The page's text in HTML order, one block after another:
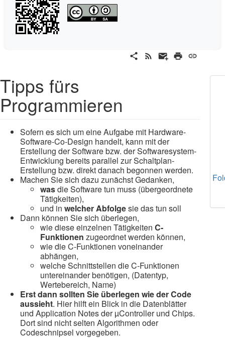
Tipps fürs
Programmieren
Sofern es sich um eine Aufgabe mit Hardware-
Software-Co-Design handelt, kann mit der
Erstellung der Software bzw. der Softwaresystem-
Entwicklung bereits parallel zur Schaltplan-
Erstellung bzw. direkt danach begonnen werden.
Machen Sie sich dazu zunächst Gedanken,
wasdie Software tun muss (übergeordnete
Tätigkeiten),
und in welcher Abfolgesie das tun soll
Dann können Sie sich überlegen,
wie diese einzelnen Tätigkeiten C-
Funktionen zugeordnet werden können,
wie die C-Funktionen voneinander
abhängen,
welche Schnittstellen die C-Funktionen
untereinander benötigen, (Datentyp,
Wertebereich, Name)
Erst dann sollten Sie überlegen wie der Code
aussieht. Hier hilft ein Blick in die Datenblätter
und Application Notes der µController und Chips.
Dort sind nicht selten Algorithmen oder
Codeschnipsel vorgegeben.